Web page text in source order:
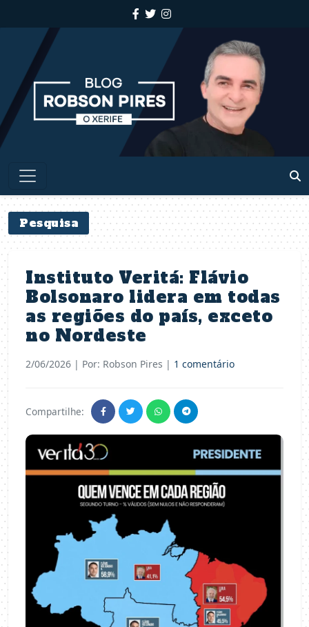
Pesquisa
Instituto Veritá: Flávio
Bolsonaro lidera em todas
as regiões do país, exceto
no Nordeste
2/06/2026 | Por: Robson Pires | 1 comentário
Compartilhe: